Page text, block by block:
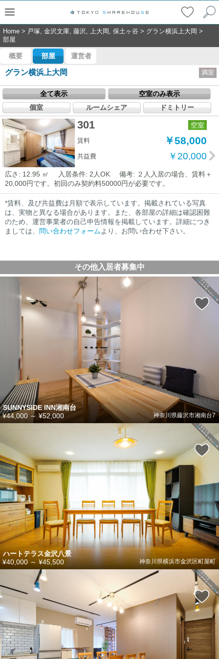
Home > 戸塚, 金沢文庫, 藤沢, 上大岡, 保土ヶ谷 > グラン横浜上大岡 >
部屋
概要 部屋 運営者
グラン横浜上大岡 満室
全て表示
空室のみ表示
個室
ルームシェア ドミトリー
301 空室
賃料 ￥58,000
共益費 ￥20,000
広さ: 12.95 ㎡ 入居条件: 2人OK
備考: ２人入居の場合、賃料＋
20,000円です。初回のみ契約料50000円が必要です。
*賃料、及び共益費は月額で表示しています。掲載されている写真
は、実物と異なる場合があります。また、各部屋の詳細は確認困難
のため、運営事業者の自己申告情報を掲載しています。詳細につき
ましては、
問い合わせフォームより、お問い合わせ下さい。
その他入居者募集中
SUNNYSIDE INN湘南台
神奈川県藤沢市湘南台7
¥44,000 ～ ¥52,000
ハートテラス金沢八景
神奈川県横浜市金沢区町屋町
¥40,000～¥45,500